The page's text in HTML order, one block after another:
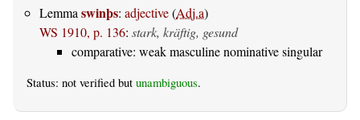
Lemmaswinþs: adjective(Adj.a)
WS 1910, p. 136: stark, kräftig, gesund
comparative: weak masculine nominative singular
Status: not verified but unambiguous.